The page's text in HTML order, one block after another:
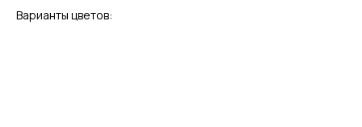
Варианты цветов: